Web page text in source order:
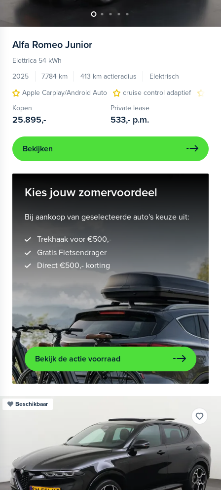
Alfa Romeo Junior
Elettrica 54 kWh
2025
7.784 km 413 km actieradius
Elektrisch
Apple Carplay/Android Auto
cruise control adaptief
Kopen
25.895,-
Private lease
533,- p.m.
Bekijken
Kies jouw zomervoordeel
Bij aankoop van geselecteerde auto's keuze uit:
Trekhaak voor €500,-
Gratis Fietsendrager
Direct €500,- korting
Bekijk de actie voorraad
Beschikbaar